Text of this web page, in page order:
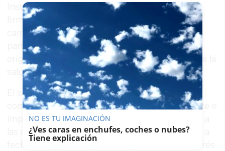
Instituciones Penitenciarias complete las RPT,
firme los acuerdos y de forma continuada haga
campañas de concienciación a todos los
partícipes de los múltiples daños que la droga
origina a la seguridad de las cárceles, así como a la
salud y/o la vida de los reclusos", incide Acaip.
El sindicato insta a los organismos oficiales
competentes a cumplir con la necesidad urgente e
imperiosa de transferir la sanidad penitenciaria a
las comunidades autónomas, circunstancia que a
fecha de hoy es una quimera, por no haber interés
NO ES TU IMAGINACIÓN
¿Ves caras en enchufes, coches o nubes?
Tiene explicación